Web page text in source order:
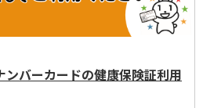
ンバーカードの健康保険証利用